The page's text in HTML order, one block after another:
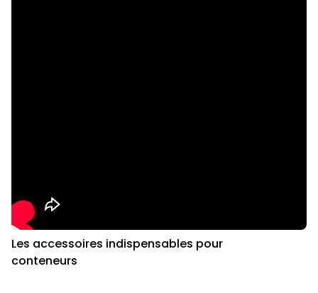
Les accessoires indispensables pour
conteneurs